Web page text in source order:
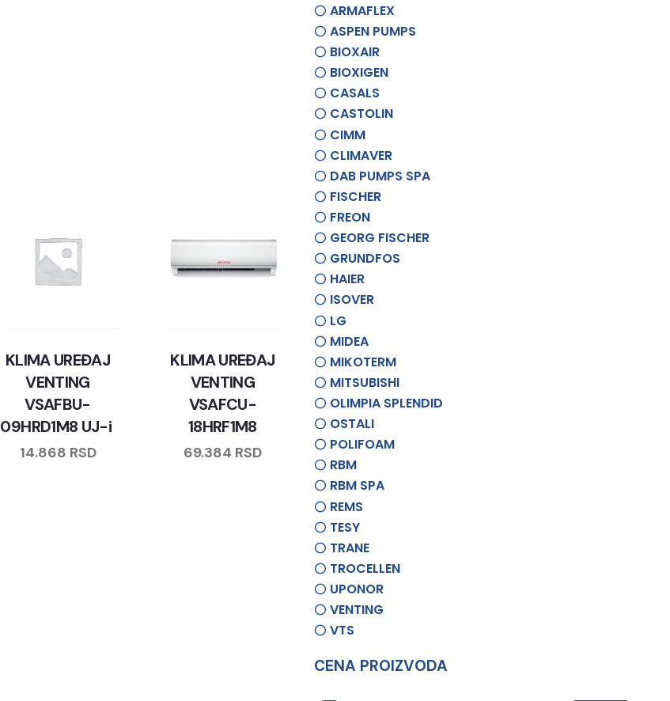
KLIMA UREĐAJ
VENTING
VSAFBU-
09HRD1M8 UJ-i
14.868 RSD
KLIMA UREĐAJ
VENTING
VSAFCU-
18HRF1M8
69.384 RSD
ARMAFLEX
ASPEN PUMPS
BIOXAIR
BIOXIGEN
CASALS
CASTOLIN
CIMM
CLIMAVER
DAB PUMPS SPA
FISCHER
FREON
GEORG FISCHER
GRUNDFOS
HAIER
ISOVER
LG
MIDEA
MIKOTERM
MITSUBISHI
OLIMPIA SPLENDID
OSTALI
POLIFOAM
RBM
RBM SPA
REMS
TESY
TRANE
TROCELLEN
UPONOR
VENTING
VTS
CENA PROIZVODA